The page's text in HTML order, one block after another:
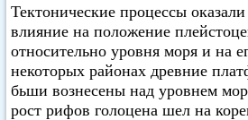
Тектонические процессы оказали
влияние на положение
относительно уровня моря и на
некоторых районах древние
бьши вознесены над уровнем
рост рифов голоцена шел на